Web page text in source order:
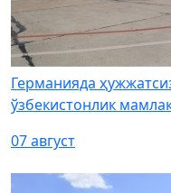
Германияда
ўзбекистонлик
07 август